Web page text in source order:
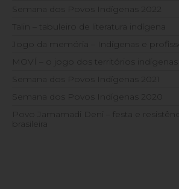
Semana dos Povos Indígenas 2022
Talin – tabuleiro de literatura indígena
Jogo da memória – Indígenas e
MOVÍ – o jogo dos territórios indígenas
Semana dos Povos Indígenas 2021
Semana dos Povos Indígenas 2020
Povo Jamamadi Deni – festa e
brasileira